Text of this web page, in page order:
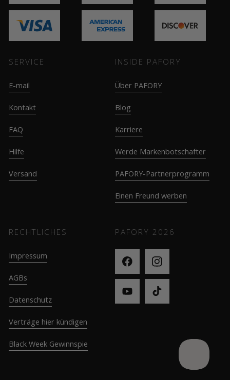
SERVICE
E-mail
Kontakt
FAQ
Hilfe
Versand
INSIDE PAFORY
Über PAFORY
Blog
Karriere
Werde Markenbotschafter
PAFORY-Partnerprogramm
Einen Freund werben
RECHTLICHES
Impressum
AGBs
Datenschutz
Verträge hier kündigen
Black Week Gewinnspie
PAFORY 2026